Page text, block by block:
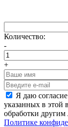
Количество:
-
+
Я даю
указанных в этой
обработки
Политике